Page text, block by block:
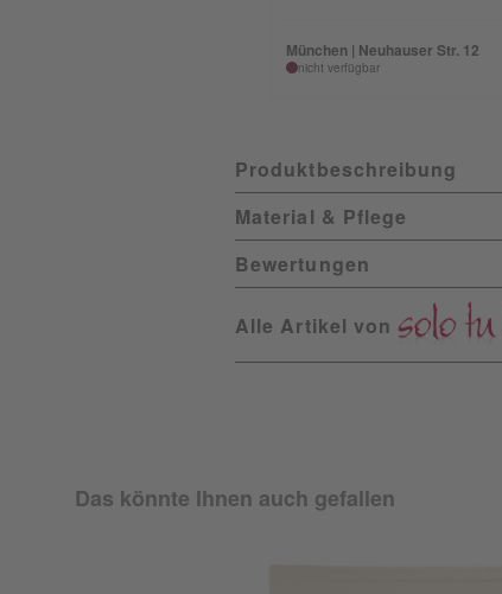
München | Neuhauser Str. 12
nicht verfügbar
Produktbeschreibung
Material & Pflege
Bewertungen
Alle Artikel von
Das könnte Ihnen auch gefallen